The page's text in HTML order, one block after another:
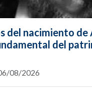
del nacimiento de
del
08/2026